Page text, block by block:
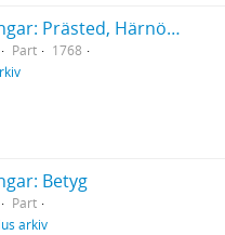
Personliga handlingar: Prästed, Härnösand 1768
Part
1768
Betyg
Part
arkiv